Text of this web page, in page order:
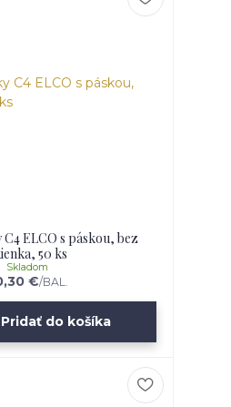
ELCO s páskou, bez
50 ks
€/BAL.
Skladom
Pridať do košíka